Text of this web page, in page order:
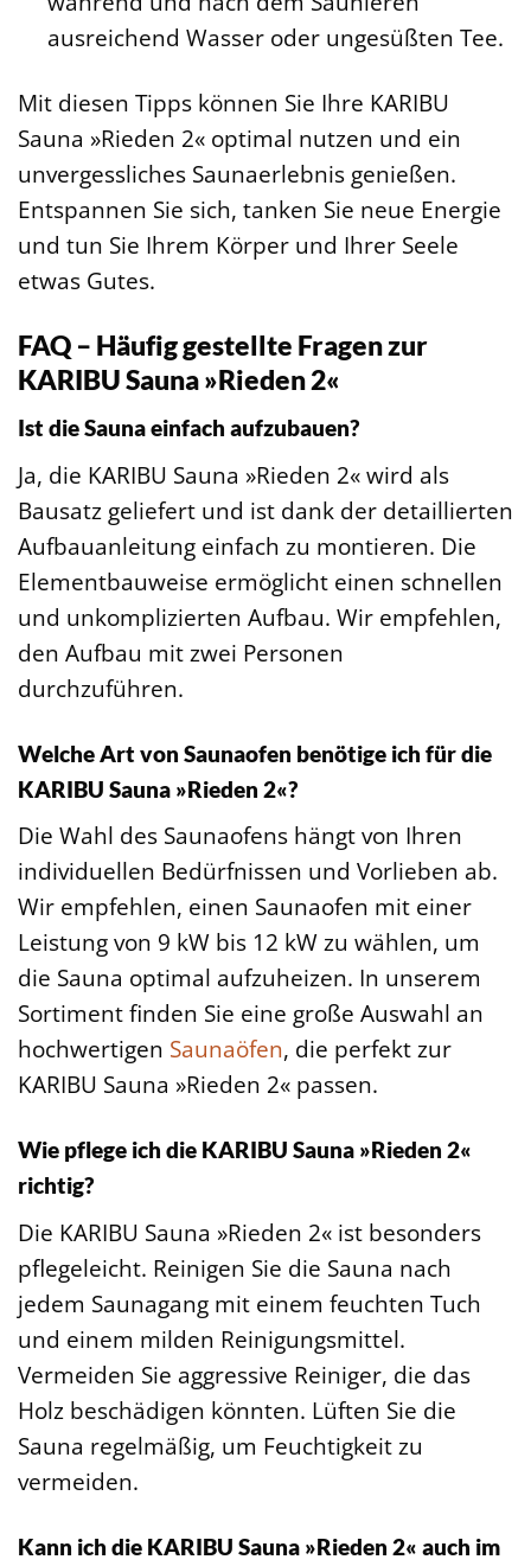
ausreichend Wasser oder ungesüßten Tee.
Mit diesen Tipps können Sie Ihre KARIBU
Sauna »Rieden 2« optimal nutzen und ein
unvergessliches Saunaerlebnis genießen.
Entspannen Sie sich, tanken Sie neue Energie
und tun Sie Ihrem Körper und Ihrer Seele
etwas Gutes.
FAQ – Häufig gestellte Fragen zur
KARIBU Sauna »Rieden 2«
Ist die Sauna einfach aufzubauen?
Ja, die KARIBU Sauna »Rieden 2« wird als
Bausatz geliefert und ist dank der detaillierten
Aufbauanleitung einfach zu montieren. Die
Elementbauweise ermöglicht einen schnellen
und unkomplizierten Aufbau. Wir empfehlen,
den Aufbau mit zwei Personen
durchzuführen.
Welche Art von Saunaofen benötige ich für die
KARIBU Sauna »Rieden 2«?
Die Wahl des Saunaofens hängt von Ihren
individuellen Bedürfnissen und Vorlieben ab.
Wir empfehlen, einen Saunaofen mit einer
Leistung von 9 kW bis 12 kW zu wählen, um
die Sauna optimal aufzuheizen. In unserem
Sortiment finden Sie eine große Auswahl an
hochwertigen Saunaöfen, die perfekt zur
KARIBU Sauna »Rieden 2« passen.
Wie pflege ich die KARIBU Sauna »Rieden 2«
richtig?
Die KARIBU Sauna »Rieden 2« ist besonders
pflegeleicht. Reinigen Sie die Sauna nach
jedem Saunagang mit einem feuchten Tuch
und einem milden Reinigungsmittel.
Vermeiden Sie aggressive Reiniger, die das
Holz beschädigen könnten. Lüften Sie die
Sauna regelmäßig, um Feuchtigkeit zu
vermeiden.
Kann ich die KARIBU Sauna »Rieden 2« auch im